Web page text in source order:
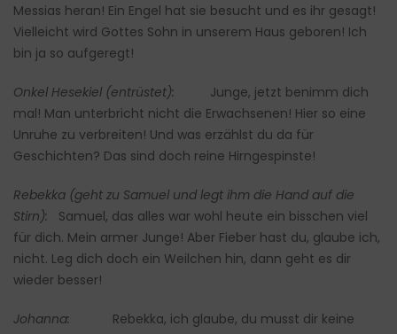
Messias heran! Ein Engel hat sie besucht und es ihr gesagt!
Vielleicht wird Gottes Sohn in unserem Haus geboren! Ich
bin ja so aufgeregt!
Onkel Hesekiel (entrüstet): Junge, jetzt benimm dich
mal! Man unterbricht nicht die Erwachsenen! Hier so eine
Unruhe zu verbreiten! Und was erzählst du da für
Geschichten? Das sind doch reine Hirngespinste!
Rebekka (geht zu Samuel und legt ihm die Hand auf die
Stirn): Samuel, das alles war wohl heute ein bisschen viel
für dich. Mein armer Junge! Aber Fieber hast du, glaube ich,
nicht. Leg dich doch ein Weilchen hin, dann geht es dir
wieder besser!
Johanna: Rebekka, ich glaube, du musst dir keine